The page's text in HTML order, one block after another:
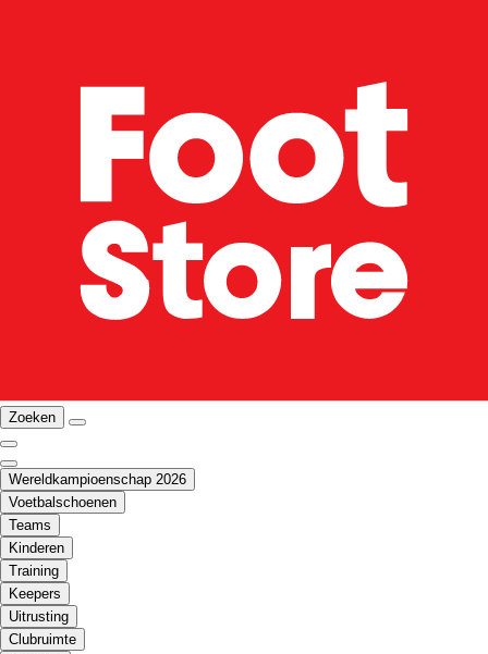
Zoeken
Wereldkampioenschap 2026
Voetbalschoenen
Teams
Kinderen
Training
Keepers
Uitrusting
Clubruimte